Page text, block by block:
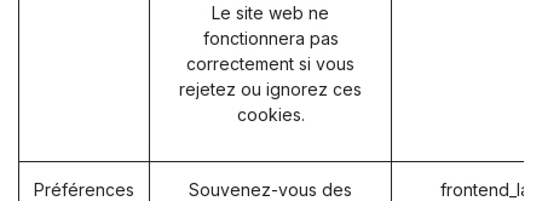
Le site web ne
fonctionnera pas
correctement si vous
rejetez ou ignorez ces
cookies.
Préférences
Souvenez-vous des